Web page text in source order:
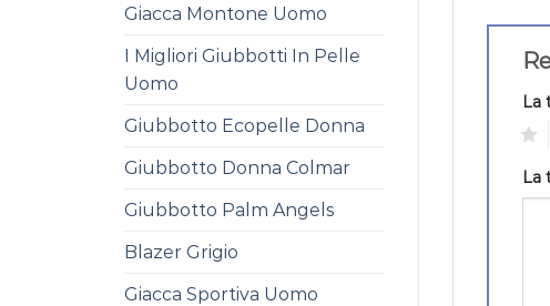
Giacca Montone Uomo
I Migliori Giubbotti In Pelle
Uomo
Giubbotto Ecopelle Donna
Giubbotto Donna Colmar
Giubbotto Palm Angels
Blazer Grigio
Giacca Sportiva Uomo
La
La